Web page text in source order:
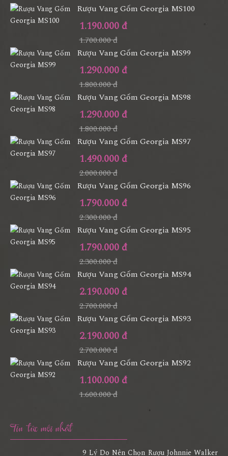
Rượu Vang Gốm Georgia MS100
1.190.000 đ
1.700.000 đ
Rượu Vang Gốm Georgia MS99
1.290.000 đ
1.800.000 đ
Rượu Vang Gốm Georgia MS98
1.290.000 đ
1.800.000 đ
Rượu Vang Gốm Georgia MS97
1.490.000 đ
2.000.000 đ
Rượu Vang Gốm Georgia MS96
1.790.000 đ
2.300.000 đ
Rượu Vang Gốm Georgia MS95
1.790.000 đ
2.300.000 đ
Rượu Vang Gốm Georgia MS94
2.190.000 đ
2.700.000 đ
Rượu Vang Gốm Georgia MS93
2.190.000 đ
2.700.000 đ
Rượu Vang Gốm Georgia MS92
1.100.000 đ
1.600.000 đ
Tin tức mới nhất
9 Lý Do Nên Chọn Rượu Johnnie Walker